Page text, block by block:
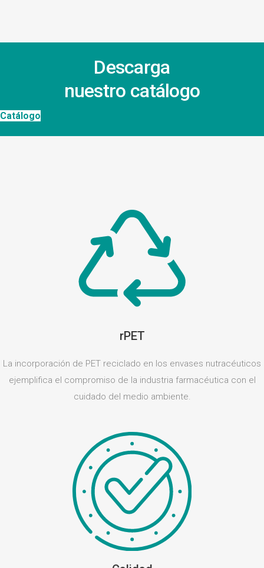
Descarga
nuestro catálogo
Catálogo
rPET
La incorporación de PET reciclado en los envases nutracéuticos
ejemplifica el compromiso de la industria farmacéutica con el
cuidado del medio ambiente.